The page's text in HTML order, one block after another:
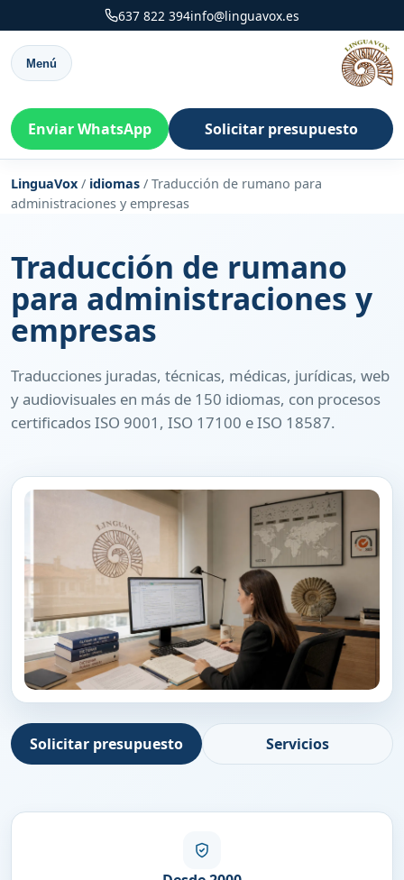
637 822 394info@linguavox.es
Menú
Enviar WhatsApp Solicitar presupuesto
LinguaVox / idiomas / Traducción de rumano para
administraciones y empresas
Traducción de rumano
para administraciones y
empresas
Traducciones juradas, técnicas, médicas, jurídicas, web
y audiovisuales en más de 150 idiomas, con procesos
certificados ISO 9001, ISO 17100 e ISO 18587.
Solicitar presupuesto Servicios